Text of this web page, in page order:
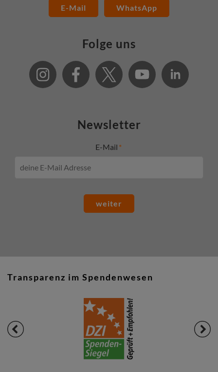
E-Mail WhatsApp
Folge uns
Newsletter
E-Mail
weiter
Transparenz im Spendenwesen